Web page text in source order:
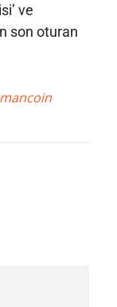
ve
son oturan